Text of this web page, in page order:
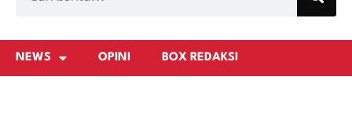
NEWS OPINI BOX REDAKSI